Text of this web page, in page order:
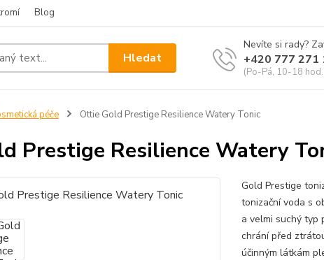
Blog
Hledat
Nevíte si rady?
+420 777 271
(Po-Pá, 10-18
péče Ottie Gold Prestige Resilience Watery Tonic
Prestige Resilience Watery
Gold Prestige
tonizační voda s
a velmi suchý typ
chrání před
účinným látkám